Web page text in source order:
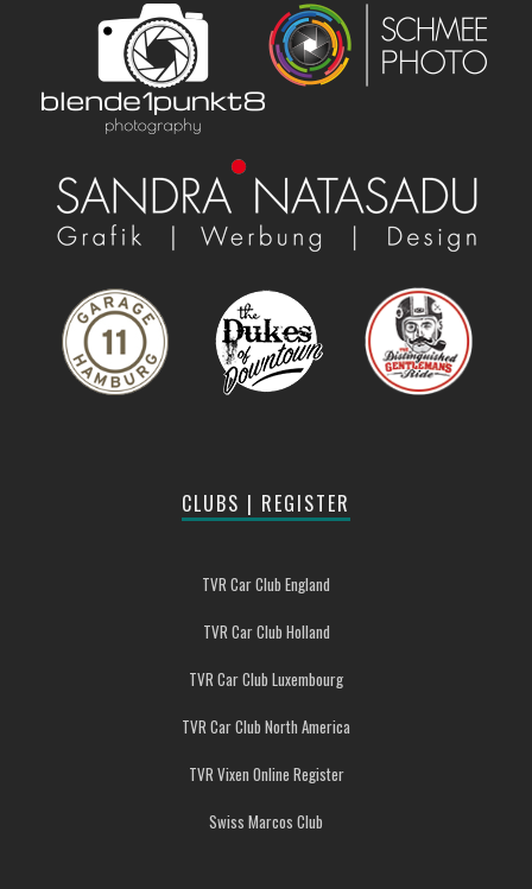
CLUBS | REGISTER
TVR Car Club England
TVR Car Club Holland
TVR Car Club Luxembourg
TVR Car Club North America
TVR Vixen Online Register
Swiss Marcos Club